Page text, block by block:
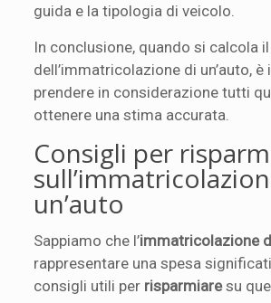
guida e la tipologia di veicolo.
In conclusione, quando si calcola
dell’immatricolazione di un’auto,
prendere in considerazione tutti
ottenere una stima accurata.
Consigli per
un’auto
Sappiamo che l’immatricolazione
rappresentare una spesa
consigli utili per risparmiaresu